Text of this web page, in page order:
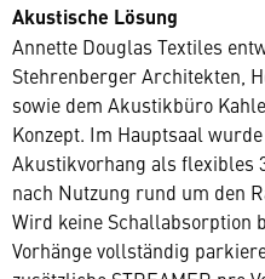
Akustische Lösung
Annette Douglas Textiles
Stehrenberger Architekten,
sowie dem Akustikbüro
Konzept. Im Hauptsaal
Akustikvorhang als flexibles
nach Nutzung rund um den
Wird keine Schallabsorption
Vorhänge vollständig